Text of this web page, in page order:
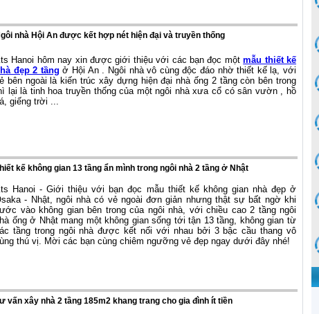
nhà Hội An được kết hợp nét hiện đại và truyền thống
Hanoi hôm nay xin được giới thiệu với các bạn đọc mộtmẫu thiết kế
đẹp 2 tầng ở Hội An . Ngôi nhà vô cùng độc đáo nhờ thiết kế lạ, với
bên ngoài là kiến trúc xây dựng hiện đại nhà ống 2 tầng còn bên trong
lại là tinh hoa truyền thống của một ngôi nhà xưa cổ có sân vườn , hồ
giếng trời ...
kế không gian 13 tầng ẩn mình trong ngôi nhà 2 tầng ở Nhật
Hanoi - Giới thiệu với bạn đọc mẫu thiết kế không gian nhà đẹp ở
- Nhật, ngôi nhà có vẻ ngoài đơn giản nhưng thật sự bất ngờ khi
vào không gian bên trong của ngôi nhà, với chiều cao 2 tầng ngôi
ống ở Nhật mang một không gian sống tới tận 13 tầng, không gian từ
tầng trong ngôi nhà được kết nối với nhau bởi 3 bậc cầu thang vô
thú vị. Mời các bạn cùng chiêm ngưỡng vẻ đẹp ngay dưới đây nhé!
vấn xây nhà 2 tầng 185m2 khang trang cho gia đình ít tiền